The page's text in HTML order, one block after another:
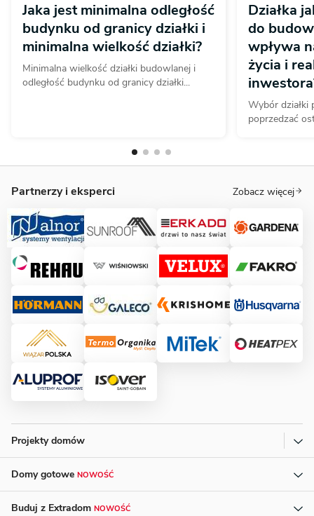
Jaka jest minimalna odległość
budynku od granicy działki i
minimalna wielkość działki?
Minimalna wielkość działki budowlanej i
odległość budynku od granicy działki...
Działka
do
wpływa
życia i
Wybór
poprzedzać
Partnerzy i eksperci Zobacz więcej
Projekty domów
Domy gotowe NOWOŚĆ
Buduj z Extradom NOWOŚĆ